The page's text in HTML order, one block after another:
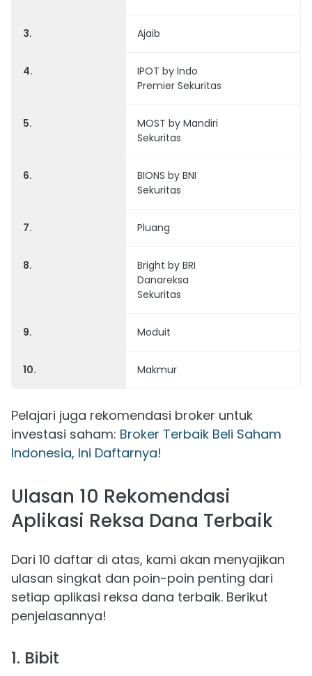
3. Ajaib
4.
IPOT by Indo
Premier Sekuritas
5.
MOST by Mandiri
Sekuritas
6.
BIONS by BNI
Sekuritas
7. Pluang
8.
Bright by BRI
Danareksa
Sekuritas
9. Moduit
10. Makmur
Pelajari juga rekomendasi broker untuk
investasi saham: Broker Terbaik Beli Saham
Indonesia, Ini Daftarnya!
Ulasan 10 Rekomendasi
Aplikasi Reksa Dana Terbaik
Dari 10 daftar di atas, kami akan menyajikan
ulasan singkat dan poin-poin penting dari
setiap aplikasi reksa dana terbaik. Berikut
penjelasannya!
1. Bibit